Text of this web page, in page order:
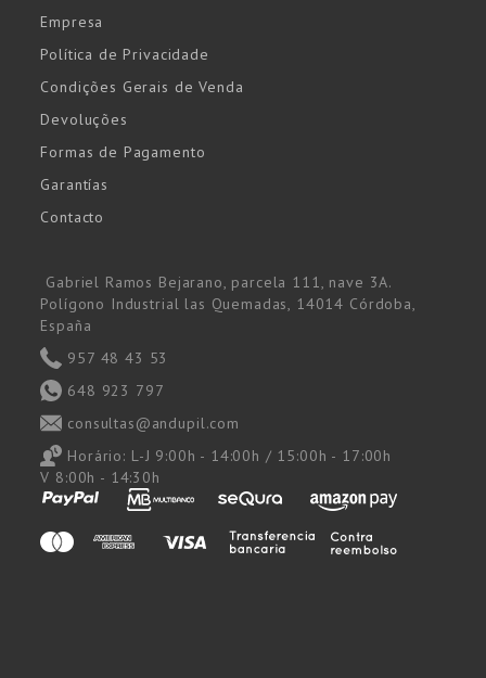
Empresa
Política de Privacidade
Condições Gerais de Venda
Devoluções
Formas de Pagamento
Garantías
Contacto
Gabriel Ramos Bejarano, parcela 111, nave 3A.
Polígono Industrial las Quemadas, 14014 Córdoba,
España
957 48 43 53
648 923 797
consultas@andupil.com
Horário: L-J 9:00h - 14:00h / 15:00h - 17:00h
V 8:00h - 14:30h